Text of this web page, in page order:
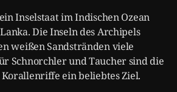
Inselstaat im Indischen Ozean
Die Inseln des Archipels
weißen Sandstränden viele
Schnorchler und Taucher sind die
ein beliebtes Ziel.